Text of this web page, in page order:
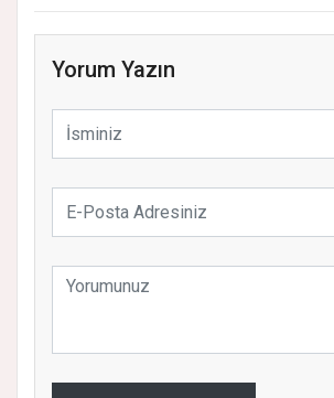
Yorum Yazın